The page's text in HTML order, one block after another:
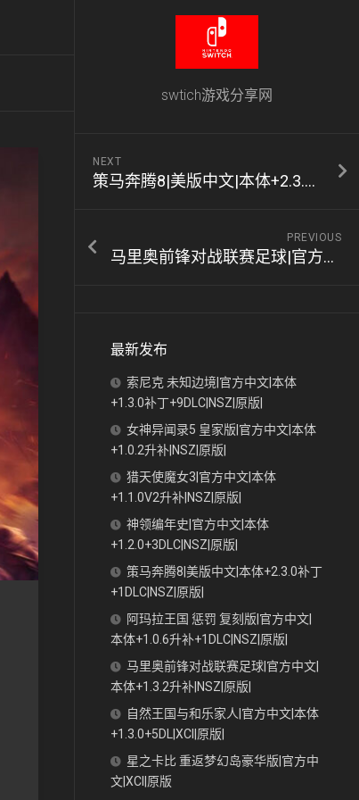
swtich游戏分享网
NEXT
策马奔腾8|美版中文|本体+2.3.0补丁+1DLC|NSZ|原版|
PREVIOUS
马里奥前锋对战联赛足球|官方中文|本体+1.3.2升补|NSZ|原版|
最新发布
索尼克 未知边境|官方中文|本体
+1.3.0补丁+9DLC|NSZ|原版|
女神异闻录5 皇家版|官方中文|本体
+1.0.2升补|NSZ|原版|
猎天使魔女3|官方中文|本体
+1.1.0V2升补|NSZ|原版|
神领编年史|官方中文|本体
+1.2.0+3DLC|NSZ|原版|
策马奔腾8|美版中文|本体+2.3.0补丁
+1DLC|NSZ|原版|
阿玛拉王国 惩罚 复刻版|官方中文|
本体+1.0.6升补+1DLC|NSZ|原版|
马里奥前锋对战联赛足球|官方中文|
本体+1.3.2升补|NSZ|原版|
自然王国与和乐家人|官方中文|本体
+1.3.0+5DL|XCI|原版|
星之卡比 重返梦幻岛豪华版|官方中
文|XCI|原版